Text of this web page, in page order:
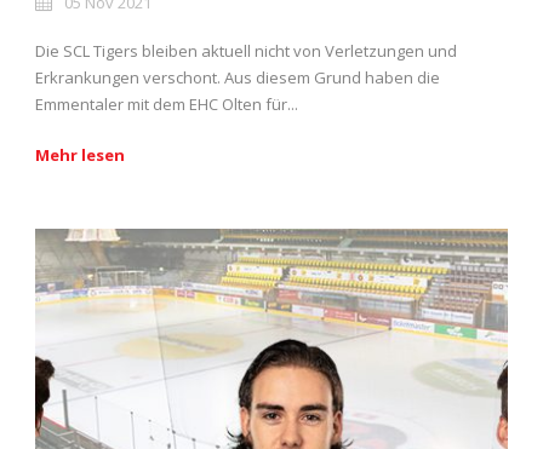
Die SCL Tigers bleiben aktuell nicht von Verletzungen und
Erkrankungen verschont. Aus diesem Grund haben die
Emmentaler mit dem EHC Olten für...
Mehr lesen